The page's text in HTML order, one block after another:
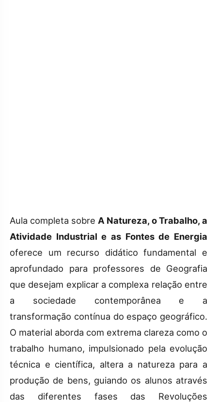
Aula completa sobre A Natureza, o Trabalho, a
Atividade Industrial e as Fontes de Energia
oferece um recurso didático fundamental e
aprofundado para professores de Geografia
que desejam explicar a complexa relação entre
a sociedade contemporânea e a
transformação contínua do espaço geográfico.
O material aborda com extrema clareza como o
trabalho humano, impulsionado pela evolução
técnica e científica, altera a natureza para a
produção de bens, guiando os alunos através
das diferentes fases das Revoluções